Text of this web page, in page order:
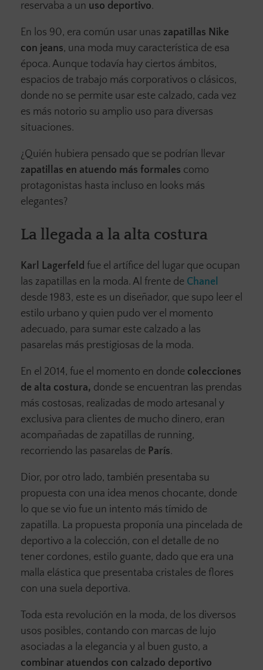
reservaba a un uso deportivo.
En los 90, era común usar unas zapatillas Nike
con jeans, una moda muy característica de esa
época. Aunque todavía hay ciertos ámbitos,
espacios de trabajo más corporativos o clásicos,
donde no se permite usar este calzado, cada vez
es más notorio su amplio uso para diversas
situaciones.
¿Quién hubiera pensado que se podrían llevar
zapatillas en atuendo más formales como
protagonistas hasta incluso en looks más
elegantes?
La llegada a la alta costura
Karl Lagerfeld fue el artífice del lugar que ocupan
las zapatillas en la moda. Al frente de Chanel
desde 1983, este es un diseñador, que supo leer el
estilo urbano y quien pudo ver el momento
adecuado, para sumar este calzado a las
pasarelas más prestigiosas de la moda.
En el 2014, fue el momento en donde colecciones
de alta costura, donde se encuentran las prendas
más costosas, realizadas de modo artesanal y
exclusiva para clientes de mucho dinero, eran
acompañadas de zapatillas de running,
recorriendo las pasarelas de París.
Dior, por otro lado, también presentaba su
propuesta con una idea menos chocante, donde
lo que se vio fue un intento más tímido de
zapatilla. La propuesta proponía una pincelada de
deportivo a la colección, con el detalle de no
tener cordones, estilo guante, dado que era una
malla elástica que presentaba cristales de flores
con una suela deportiva.
Toda esta revolución en la moda, de los diversos
usos posibles, contando con marcas de lujo
asociadas a la elegancia y al buen gusto, a
combinar atuendos con calzado deportivo